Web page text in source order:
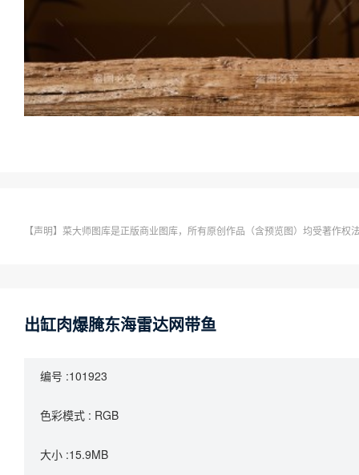
【声明】菜大师图库是正版商业图库，所有原创作品（含预览图）均受著作
出缸肉爆腌东海雷达网带鱼
编号 :101923
色彩模式 : RGB
大小 :15.9MB